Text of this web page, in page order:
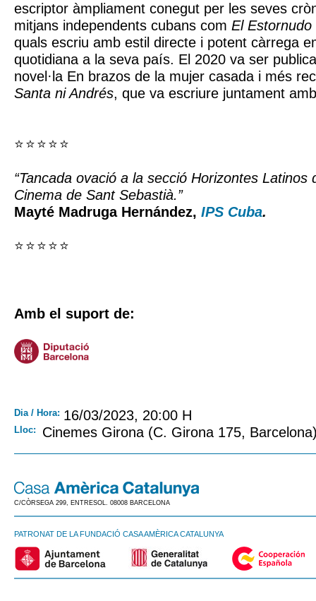
escriptor àmpliament conegut per les seves
mitjans independents cubans com El Estornudo
quals escriu amb estil directe i potent càrrega
quotidiana a la seva país. El 2020 va ser
novel·la En brazos de la mujer casada i més
Santa ni Andrés, que va escriure juntament
⭐ ⭐ ⭐ ⭐ ⭐
“Tancada ovació a la secció Horizontes Latinos
Cinema de Sant Sebastià.”
Mayté Madruga Hernández, IPS Cuba.
⭐ ⭐ ⭐ ⭐ ⭐
Amb el suport de:
Dia / Hora: 16/03/2023, 20:00 H
Lloc: Cinemes Girona (C. Girona 175,
C/CÒRSEGA 299, ENTRESOL. 08008 BARCELONA
PATRONAT DE LA FUNDACIÓ CASA AMÈRICA CATALUNYA